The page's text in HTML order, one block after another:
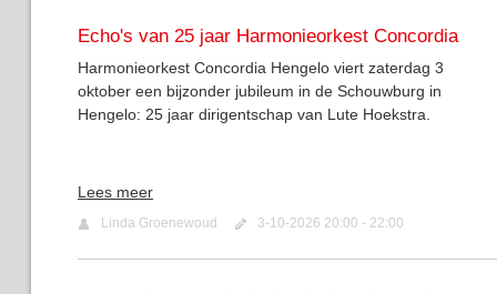
Echo's van 25 jaar Harmonieorkest Concordia
Harmonieorkest Concordia Hengelo viert zaterdag 3
oktober een bijzonder jubileum in de Schouwburg in
Hengelo: 25 jaar dirigentschap van Lute Hoekstra.
Lees meer
Linda Groenewoud 3-10-2026 20:00 - 22:00